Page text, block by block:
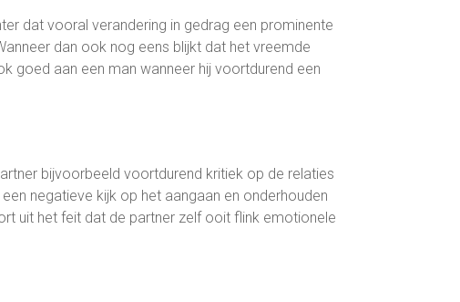
dat vooral verandering in gedrag een prominente
dan ook nog eens blijkt dat het vreemde
goed aan een man wanneer hij voortdurend een
bijvoorbeeld voortdurend kritiek op de relaties
negatieve kijk op het aangaan en onderhouden
uit het feit dat de partner zelf ooit flink emotionele